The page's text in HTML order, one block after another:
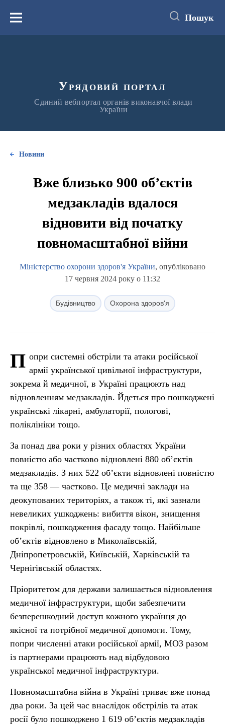
вмістуМеню Пошук
Урядовий портал
Єдиний вебпортал органів виконавчої влади
України
Новини
Вже близько 900 об’єктів
медзакладів вдалося
відновити від початку
повномасштабної війни
Міністерство охорони здоров'я України, опубліковано
17 червня 2024 року о 11:32
Будівництво Охорона здоров'я
П опри системні обстріли та атаки російської
армії української цивільної інфраструктури,
зокрема й медичної, в Україні працюють над
відновленням медзакладів. Йдеться про пошкоджені
українські лікарні, амбулаторії, пологові,
поліклініки тощо.
За понад два роки у різних областях України
повністю або частково відновлені 880 об’єктів
медзакладів. З них 522 об’єкти відновлені повністю
та ще 358 — частково. Це медичні заклади на
деокупованих територіях, а також ті, які зазнали
невеликих ушкоджень: вибиття вікон, знищення
покрівлі, пошкодження фасаду тощо. Найбільше
обʼєктів відновлено в Миколаївській,
Дніпропетровській, Київській, Харківській та
Чернігівській областях.
Пріоритетом для держави залишається відновлення
медичної інфраструктури, щоби забезпечити
безперешкодний доступ кожного українця до
якісної та потрібної медичної допомоги. Тому,
попри численні атаки російської армії, МОЗ разом
із партнерами працюють над відбудовою
української медичної інфраструктури.
Повномасштабна війна в Україні триває вже понад
два роки. За цей час внаслідок обстрілів та атак
росії було пошкоджено 1 619 обʼєктів медзакладів